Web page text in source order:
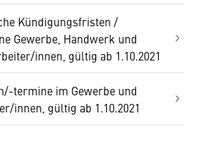
Kündigungsfristen /
Gewerbe, Handwerk und
innen, gültig ab 1.10.2021
termine im Gewerbe und
innen, gültig ab 1.10.2021